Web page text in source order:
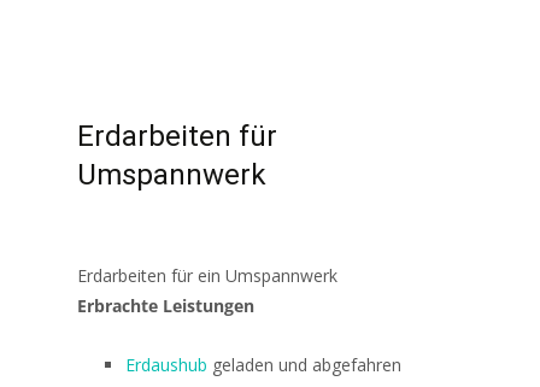
Erdarbeiten für
Umspannwerk
Erdarbeiten für ein Umspannwerk
Erbrachte Leistungen
Erdaushub geladen und abgefahren